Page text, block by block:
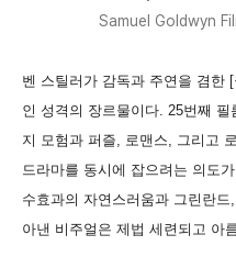
Samuel Goldwyn
벤 스틸러가 감독과 주연을 겸한
인 성격의 장르물이다. 25번째
지 모험과 퍼즐, 로맨스, 그리고
드라마를 동시에 잡으려는 의도
수효과의 자연스러움과 그린란
아낸 비주얼은 제법 세련되고 아